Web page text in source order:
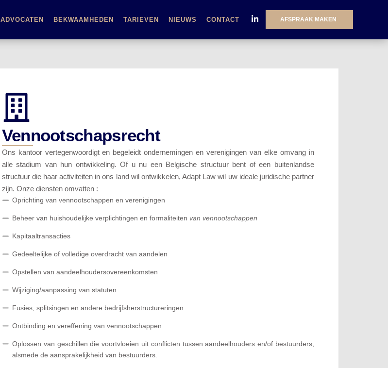
ADVOCATEN BEKWAAMHEDEN TARIEVEN NIEUWS CONTACT AFSPRAAK MAKEN
Vennootschapsrecht
Ons kantoor vertegenwoordigt en begeleidt ondernemingen en verenigingen van elke omvang in
alle stadium van hun ontwikkeling. Of u nu een Belgische structuur bent of een buitenlandse
structuur die haar activiteiten in ons land wil ontwikkelen, Adapt Law wil uw ideale juridische partner
zijn. Onze diensten omvatten :
Oprichting van vennootschappen en verenigingen
Beheer van huishoudelijke verplichtingen en formaliteiten van vennootschappen
Kapitaaltransacties
Gedeeltelijke of volledige overdracht van aandelen
Opstellen van aandeelhoudersovereenkomsten
Wijziging/aanpassing van statuten
Fusies, splitsingen en andere bedrijfsherstructureringen
Ontbinding en vereffening van vennootschappen
Oplossen van geschillen die voortvloeien uit conflicten tussen aandeelhouders en/of bestuurders,
alsmede de aansprakelijkheid van bestuurders.